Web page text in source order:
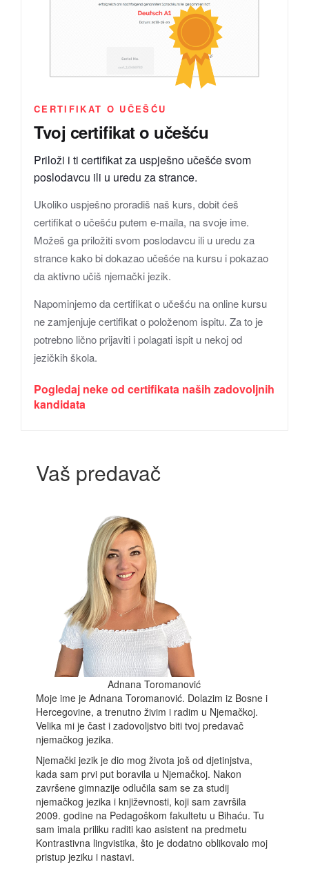
CERTIFIKAT O UČEŠĆU
Tvoj certifikat o učešću
Priloži i ti certifikat za uspješno učešće svom
poslodavcu ili u uredu za strance.
Ukoliko uspješno proradiš naš kurs, dobit ćeš
certifikat o učešću putem e-maila, na svoje ime.
Možeš ga priložiti svom poslodavcu ili u uredu za
strance kako bi dokazao učešće na kursu i pokazao
da aktivno učiš njemački jezik.
Napominjemo da certifikat o učešću na online kursu
ne zamjenjuje certifikat o položenom ispitu. Za to je
potrebno lično prijaviti i polagati ispit u nekoj od
jezičkih škola.
Pogledaj neke od certifikata naših zadovoljnih
kandidata
Vaš predavač
Adnana Toromanović
Moje ime je Adnana Toromanović. Dolazim iz Bosne i
Hercegovine, a trenutno živim i radim u Njemačkoj.
Velika mi je čast i zadovoljstvo biti tvoj predavač
njemačkog jezika.
Njemački jezik je dio mog života još od djetinjstva,
kada sam prvi put boravila u Njemačkoj. Nakon
završene gimnazije odlučila sam se za studij
njemačkog jezika i književnosti, koji sam završila
2009. godine na Pedagoškom fakultetu u Bihaću. Tu
sam imala priliku raditi kao asistent na predmetu
Kontrastivna lingvistika, što je dodatno oblikovalo moj
pristup jeziku i nastavi.